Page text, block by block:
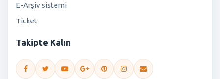
E-Arşiv sistemi
Ticket
Takipte Kalın